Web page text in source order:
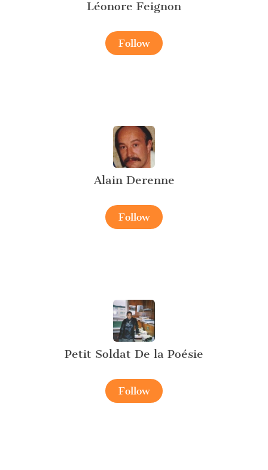
Léonore Feignon
Follow
Alain Derenne
Follow
Petit Soldat De la Poésie
Follow